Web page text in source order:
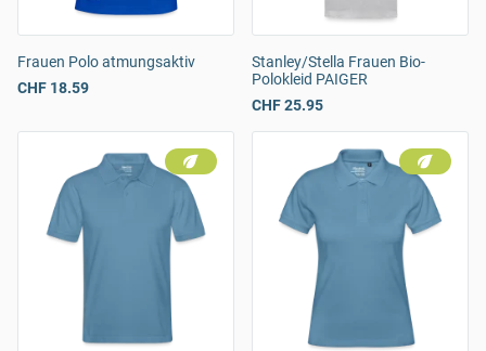
Frauen Polo atmungsaktiv
CHF 18.59
Stanley/Stella Frauen Bio-
Polokleid PAIGER
CHF 25.95